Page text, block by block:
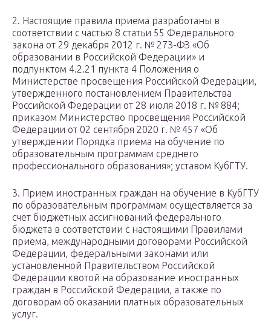
2. Настоящие правила приема разработаны в
соответствии с частью 8 статьи 55 Федерального
закона от 29 декабря 2012 г. № 273-ФЗ «Об
образовании в Российской Федерации» и
подпунктом 4.2.21 пункта 4 Положения о
Министерстве просвещения Российской Федерации,
утвержденного постановлением Правительства
Российской Федерации от 28 июля 2018 г. № 884;
приказом Министерство просвещения Российской
Федерации от 02 сентября 2020 г. № 457 «Об
утверждении Порядка приема на обучение по
образовательным программам среднего
профессионального образования»; уставом КубГТУ.
3. Прием иностранных граждан на обучение в КубГТУ
по образовательным программам осуществляется за
счет бюджетных ассигнований федерального
бюджета в соответствии с настоящими Правилами
приема, международными договорами Российской
Федерации, федеральными законами или
установленной Правительством Российской
Федерации квотой на образование иностранных
граждан в Российской Федерации, а также по
договорам об оказании платных образовательных
услуг.